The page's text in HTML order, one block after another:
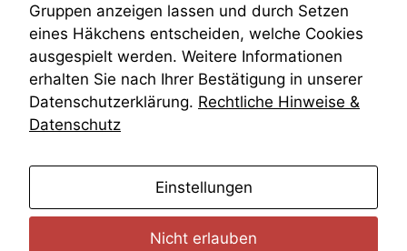
Zuständigkeit
Öffentliches Personalrecht
Öffentlichkeitsprinzip
Gruppen anzeigen lassen und durch Setzen
eines Häkchens entscheiden, welche Cookies
ausgespielt werden. Weitere Informationen
erhalten Sie nach Ihrer Bestätigung in unserer
Datenschutzerklärung. Rechtliche Hinweise &
Datenschutz
Einstellungen
Nicht erlauben